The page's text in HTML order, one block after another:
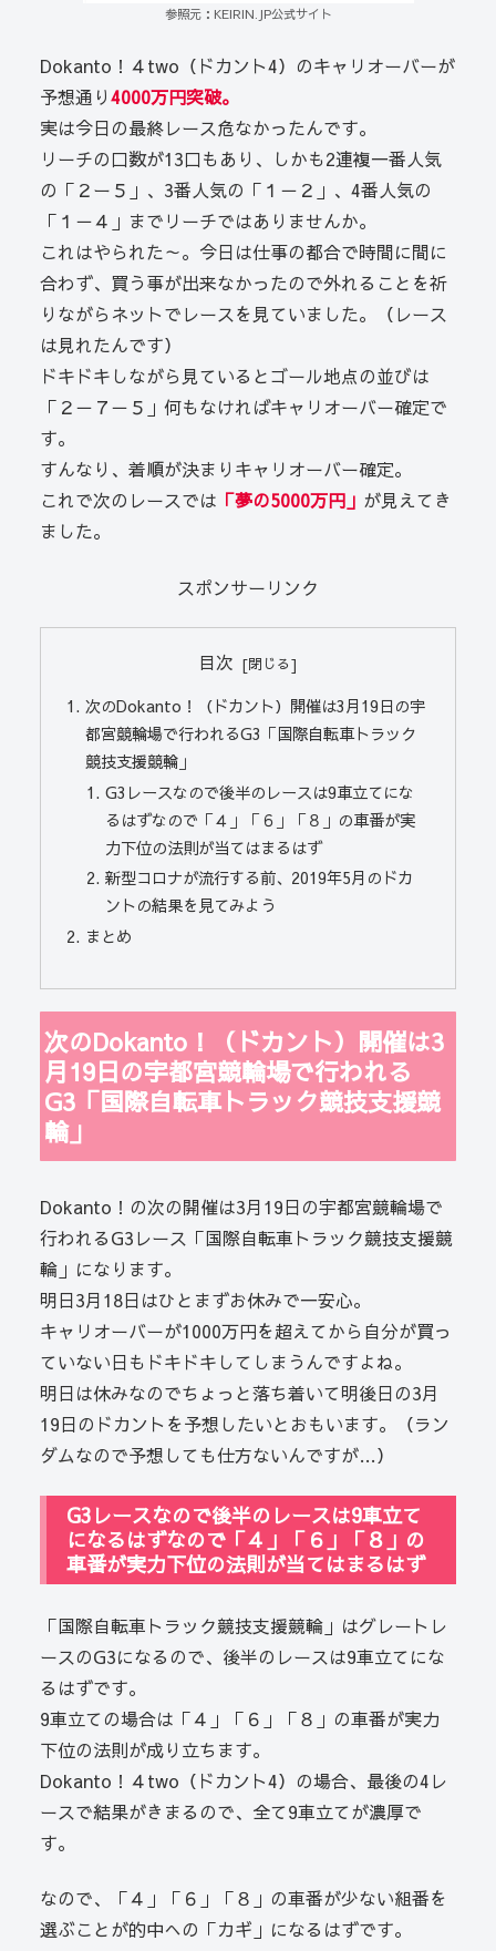
参照元：KEIRIN.JP公式サイト
Dokanto！４two（ドカント4）のキャリオーバーが
予想通り4000万円突破。
実は今日の最終レース危なかったんです。
リーチの口数が13口もあり、しかも2連複一番人気
の「２ー５」、3番人気の「１－２」、4番人気の
「１－４」までリーチではありませんか。
これはやられた～。今日は仕事の都合で時間に間に
合わず、買う事が出来なかったので外れることを祈
りながらネットでレースを見ていました。（レース
は見れたんです）
ドキドキしながら見ているとゴール地点の並びは
「２－７－５」何もなければキャリオーバー確定で
す。
すんなり、着順が決まりキャリオーバー確定。
これで次のレースでは 「夢の5000万円」 が見えてき
ました。
スポンサーリンク
目次
次のDokanto！（ドカント）開催は3月19日の宇
都宮競輪場で行われるG3「国際自転車トラック
競技支援競輪」
G3レースなので後半のレースは9車立てにな
るはずなので「４」「６」「８」の車番が実
力下位の法則が当てはまるはず
新型コロナが流行する前、2019年5月のドカ
ントの結果を見てみよう
まとめ
次のDokanto！（ドカント）開催は3
月19日の宇都宮競輪場で行われる
G3「国際自転車トラック競技支援競
輪」
Dokanto！の次の開催は3月19日の宇都宮競輪場で
行われるG3レース「国際自転車トラック競技支援競
輪」になります。
明日3月18日はひとまずお休みで一安心。
キャリオーバーが1000万円を超えてから自分が買っ
ていない日もドキドキしてしまうんですよね。
明日は休みなのでちょっと落ち着いて明後日の3月
19日のドカントを予想したいとおもいます。（ラン
ダムなので予想しても仕方ないんですが…）
G3レースなので後半のレースは9車立て
になるはずなので「４」「６」「８」の
車番が実力下位の法則が当てはまるはず
「国際自転車トラック競技支援競輪」はグレートレ
ースのG3になるので、後半のレースは9車立てにな
るはずです。
9車立ての場合は「４」「６」「８」の車番が実力
下位の法則が成り立ちます。
Dokanto！４two（ドカント4）の場合、最後の4レ
ースで結果がきまるので、全て9車立てが濃厚で
す。
なので、「４」「６」「８」の車番が少ない組番を
選ぶことが的中への「カギ」になるはずです。